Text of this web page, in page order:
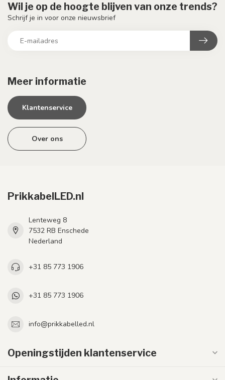
Meer informatie
Klantenservice
Over ons
Wil je op de hoogte blijven van onze trends?
Schrijf je in voor onze nieuwsbrief
PrikkabelLED.nl
Lenteweg 8
7532 RB Enschede
Nederland
+31 85 773 1906
+31 85 773 1906
info@prikkabelled.nl
Openingstijden klantenservice